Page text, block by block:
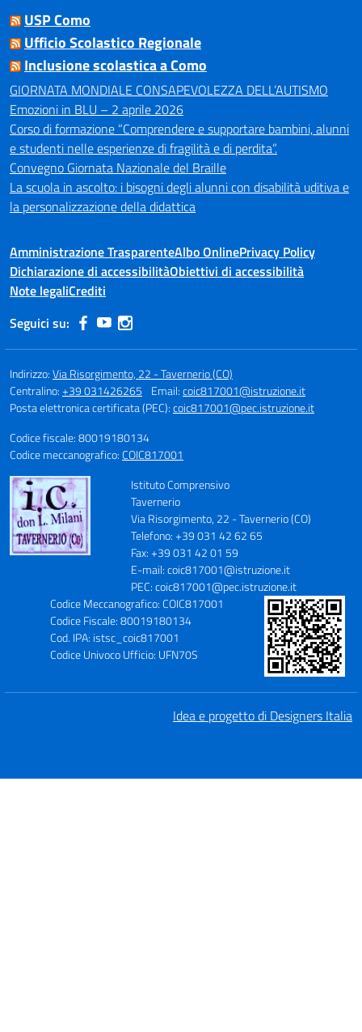
USP Como
Ufficio Scolastico Regionale
Inclusione scolastica a Como
GIORNATA MONDIALE CONSAPEVOLEZZA DELL’AUTISMO
Emozioni in BLU – 2 aprile 2026
Corso di formazione “Comprendere e supportare bambini, alunni
e studenti nelle esperienze di fragilità e di perdita”.
Convegno Giornata Nazionale del Braille
La scuola in ascolto: i bisogni degli alunni con disabilità uditiva e
la personalizzazione della didattica
Amministrazione TrasparenteAlbo OnlinePrivacy Policy
Dichiarazione di accessibilitàObiettivi di accessibilità
Note legaliCrediti
Seguici su:
Indirizzo:Via Risorgimento, 22 - Tavernerio (CO)
Centralino:+39 031426265 Email:coic817001@istruzione.it
Posta elettronica certificata (PEC):coic817001@pec.istruzione.it
Codice fiscale: 80019180134
Codice meccanografico:COIC817001
Istituto Comprensivo
Tavernerio
Via Risorgimento, 22 - Tavernerio (CO)
Telefono: +39 031 42 62 65
Fax: +39 031 42 01 59
E-mail: coic817001@istruzione.it
PEC: coic817001@pec.istruzione.it
Codice Meccanografico: COIC817001
Codice Fiscale: 80019180134
Cod. IPA: istsc_coic817001
Codice Univoco Ufficio: UFN70S
Idea e progetto di Designers Italia